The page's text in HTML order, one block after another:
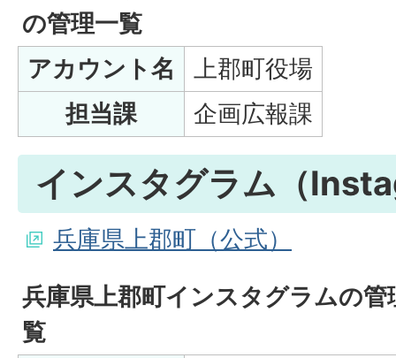
の管理一覧
アカウント名
上郡町役場
担当課
企画広報課
インスタグラム（
兵庫県上郡町（公式）
兵庫県上郡町インスタグラムの管
覧